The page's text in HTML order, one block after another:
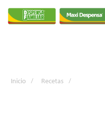
Inicio / Recetas /